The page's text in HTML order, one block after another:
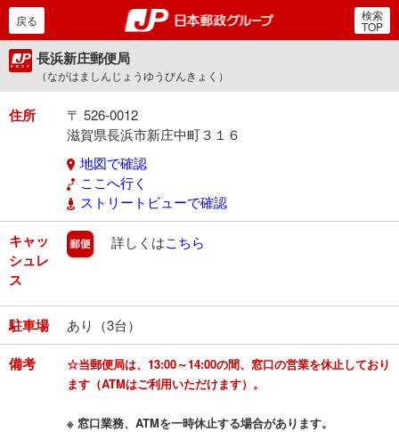
郵便局・日本郵政グルー
戻る 検索
TOP
長浜新庄郵便局
（ながはましんじょうゆうびんきょく）
住所
〒 526-0012
滋賀県長浜市新庄中町３１６
地図で確認
ここへ行く
ストリートビューで確認
キャッ
シュレ
ス
郵便
詳しくはこちら
駐車場 あり（3台）
備考
☆当郵便局は、13:00～14:00の間、窓口の営業を休止しており
ます（ATMはご利用いただけます）。
※ 窓口業務、ATMを一時休止する場合があります。